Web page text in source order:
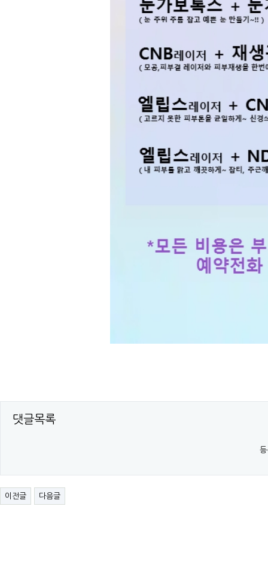
댓글목록
이전글 다음글